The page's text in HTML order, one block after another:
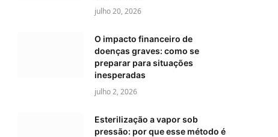
julho 20, 2026
O impacto financeiro de
doenças graves: como se
preparar para situações
inesperadas
julho 2, 2026
Esterilização a vapor sob
pressão: por que esse método é